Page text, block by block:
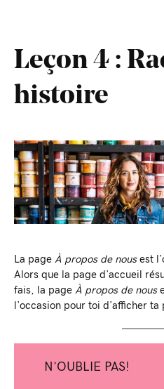
Leçon 4 :
histoire
La page À propos de nousest
Alors que la page d’accueil
fais, la page À propos de nous
l’occasion pour toi d’afficher
N’OUBLIE PAS!